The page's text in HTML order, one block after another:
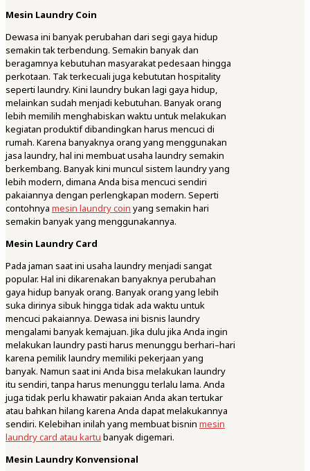
Mesin Laundry Coin
Dewasa ini banyak perubahan dari segi gaya hidup
semakin tak terbendung. Semakin banyak dan
beragamnya kebutuhan masyarakat pedesaan hingga
perkotaan. Tak terkecuali juga kebututan hospitality
seperti laundry. Kini laundry bukan lagi gaya hidup,
melainkan sudah menjadi kebutuhan. Banyak orang
lebih memilih menghabiskan waktu untuk melakukan
kegiatan produktif dibandingkan harus mencuci di
rumah. Karena banyaknya orang yang menggunakan
jasa laundry, hal ini membuat usaha laundry semakin
berkembang. Banyak kini muncul sistem laundry yang
lebih modern, dimana Anda bisa mencuci sendiri
pakaiannya dengan perlengkapan modern. Seperti
contohnya mesin laundry coin yang semakin hari
semakin banyak yang menggunakannya.
Mesin Laundry Card
Pada jaman saat ini usaha laundry menjadi sangat
popular. Hal ini dikarenakan banyaknya perubahan
gaya hidup banyak orang. Banyak orang yang lebih
suka dirinya sibuk hingga tidak ada waktu untuk
mencuci pakaiannya. Dewasa ini bisnis laundry
mengalami banyak kemajuan. Jika dulu jika Anda ingin
melakukan laundry pasti harus menunggu berhari–hari
karena pemilik laundry memiliki pekerjaan yang
banyak. Namun saat ini Anda bisa melakukan laundry
itu sendiri, tanpa harus menunggu terlalu lama. Anda
juga tidak perlu khawatir pakaian Anda akan tertukar
atau bahkan hilang karena Anda dapat melakukannya
sendiri. Kelebihan inilah yang membuat bisnin mesin
laundry card atau kartu banyak digemari.
Mesin Laundry Konvensional